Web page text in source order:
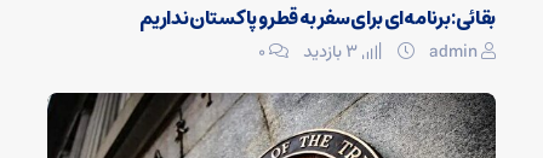
بقائی: برنامه‌ای برای سفر به قطر و پاکستان نداریم
admin ۰